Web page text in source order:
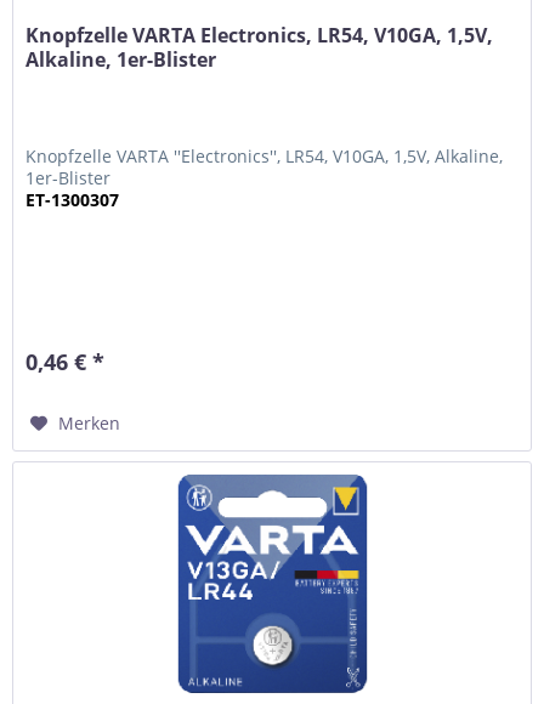
Knopfzelle VARTA Electronics, LR54, V10GA, 1,5V,
Alkaline, 1er-Blister
Knopfzelle VARTA ''Electronics'', LR54, V10GA, 1,5V, Alkaline,
1er-Blister
ET-1300307
0,46 € *
Merken